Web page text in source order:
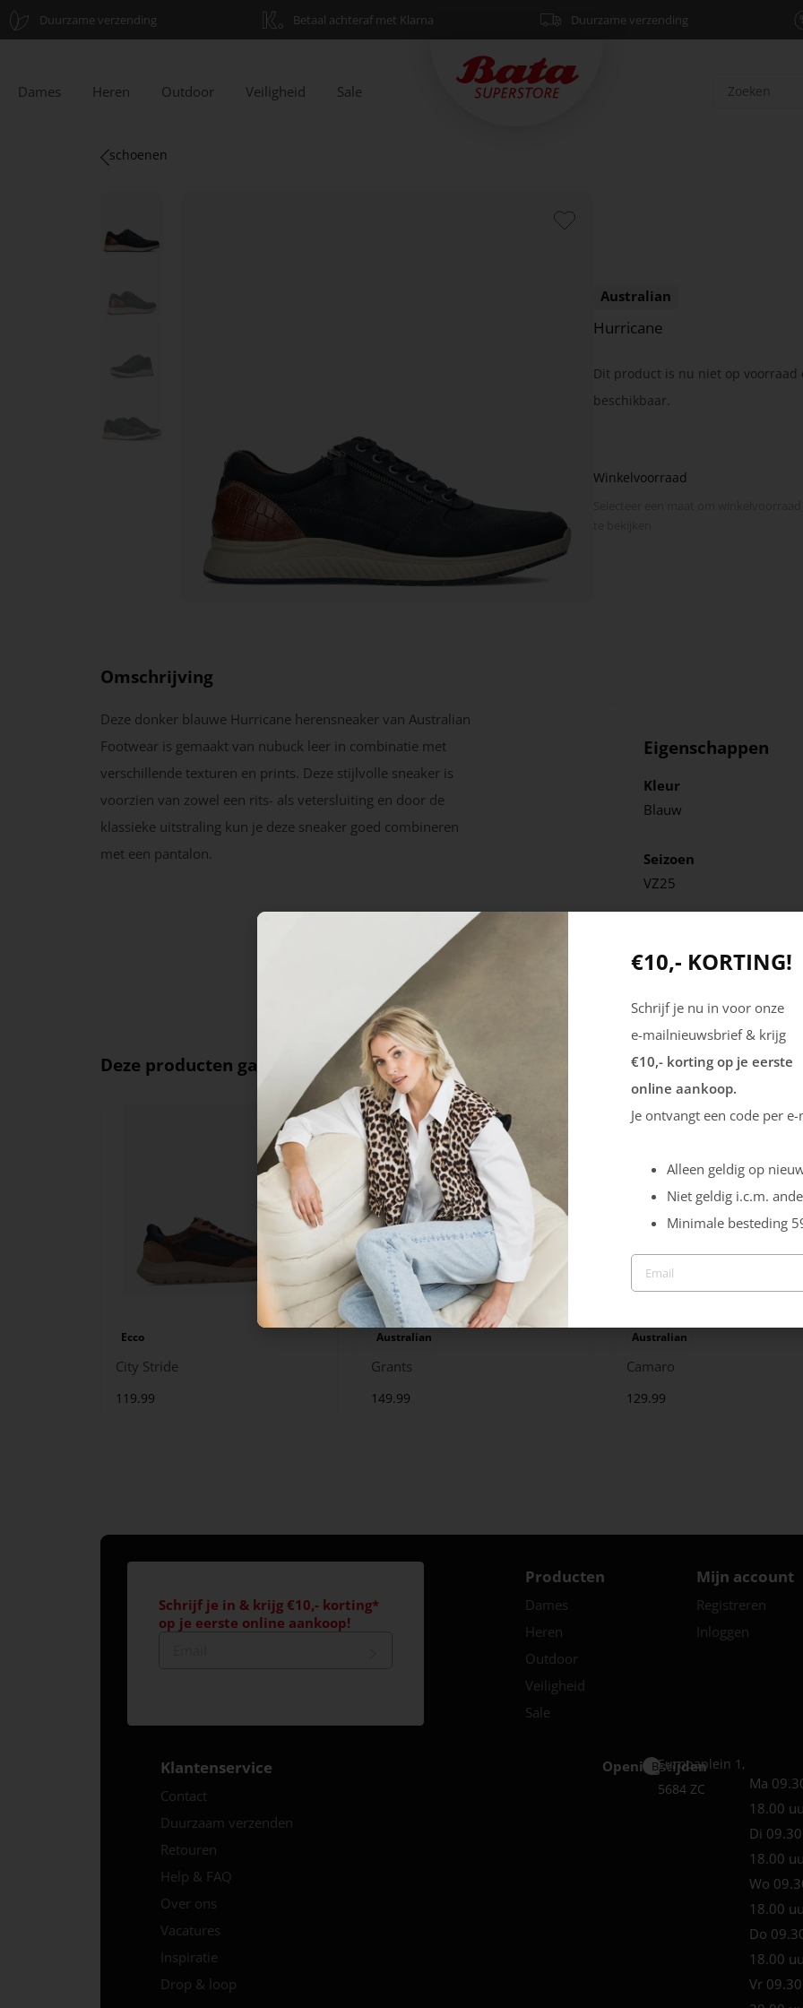
Duurzame verzending Betaal achteraf met Klarna Duurzame verzending
Dames Heren Outdoor Veiligheid Sale
schoenen
Australian
Hurricane
Dit product is nu niet op voorraad
beschikbaar.
Winkelvoorraad
Omschrijving
Deze donker blauwe Hurricane herensneaker van Australian
Footwear is gemaakt van nubuck leer in combinatie met
verschillende texturen en prints. Deze stijlvolle sneaker is
voorzien van zowel een rits- als vetersluiting en door de
klassieke uitstraling kun je deze sneaker goed combineren
met een pantalon.
Eigenschappen
Kleur
Blauw
Seizoen
VZ25
Deze producten ga je leuk vinden
Ecco
City Stride
119.99
Australian
Grants
149.99
Australian
Camaro
129.99
Schrijf je in & krijg €10,- korting*
op je eerste online aankoop!
Producten
Dames
Heren
Outdoor
Veiligheid
Sale
Mijn account
Registreren
Inloggen
Klantenservice
Contact
Duurzaam verzenden
Retouren
Help & FAQ
Over ons
Vacatures
Inspiratie
Drop & loop
Openingstijden
Best
Europaplein 1,
5684 ZC
Ma
18.00
Di
18.00
Wo
18.00
Do
18.00
Vr
€10,- KORTING!
Schrijf je nu in voor onze
e-mailnieuwsbrief & krijg
€10,- korting op je eerste
online aankoop.
Je ontvangt een code per
Alleen geldig op
Niet geldig i.c.m.
Minimale besteding